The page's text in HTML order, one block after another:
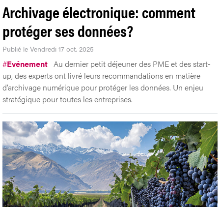
Archivage électronique: comment
protéger ses données?
Publié le Vendredi 17 oct. 2025
#Evénement Au dernier petit déjeuner des PME et des start-
up, des experts ont livré leurs recommandations en matière
d’archivage numérique pour protéger les données. Un enjeu
stratégique pour toutes les entreprises.